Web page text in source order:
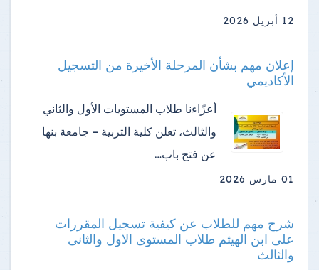
12 أبريل 2026
إعلان مهم بشأن المرحلة الأخيرة من التسجيل
الأكاديمي
أعزّاءنا طلاب المستويات الأول والثاني
والثالث، تعلن كلية التربية – جامعة بنها
عن فتح باب…
01 مارس 2026
شرح مهم للطلاب عن كيفية تسجيل المقررات
على ابن الهيثم طلاب المستوى الاول والثانى
والثالث